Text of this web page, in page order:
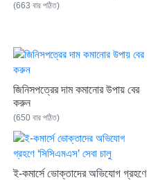
(663 বার পঠিত)
জিনিসপত্রের দাম কমানোর উপায় বের
করুন
(650 বার পঠিত)
ই-কমার্সে ভোক্তাদের অভিযোগ গ্রহণে